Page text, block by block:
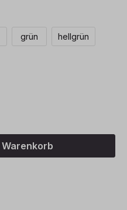
grün hellgrün
Wert
Warenkorb